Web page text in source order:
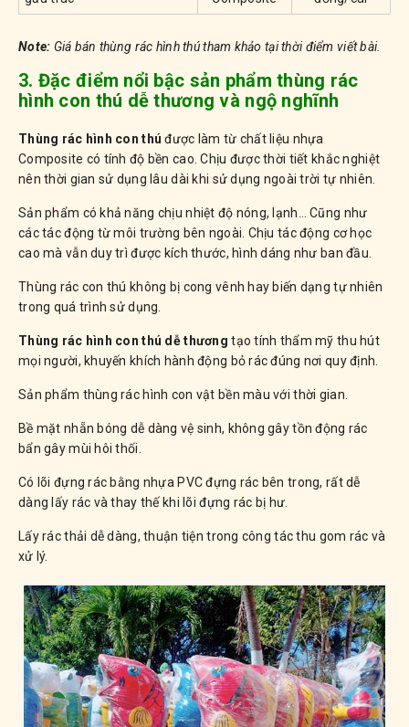
Note: Giá bán thùng rác hình thú tham khảo tại thời điểm viết bài.
3. Đặc điểm nổi bậc sản phẩm thùng rác
hình con thú dễ thương và ngộ nghĩnh
Thùng rác hình con thú được làm từ chất liệu nhựa
Composite có tính độ bền cao. Chịu được thời tiết khắc nghiệt
nên thời gian sử dụng lâu dài khi sử dụng ngoài trời tự nhiên.
Sản phẩm có khả năng chịu nhiệt độ nóng, lạnh… Cũng như
các tác động từ môi trường bên ngoài. Chịu tác động cơ học
cao mà vẫn duy trì được kích thước, hình dáng như ban đầu.
Thùng rác con thú không bị cong vênh hay biến dạng tự nhiên
trong quá trình sử dụng.
Thùng rác hình con thú dễ thương tạo tính thẩm mỹ thu hút
mọi người, khuyến khích hành động bỏ rác đúng nơi quy định.
Sản phẩm thùng rác hình con vật bền màu với thời gian.
Bề mặt nhẵn bóng dễ dàng vệ sinh, không gây tồn động rác
bẩn gây mùi hôi thối.
Có lõi đựng rác bằng nhựa PVC đựng rác bên trong, rất dễ
dàng lấy rác và thay thế khi lõi đựng rác bị hư.
Lấy rác thải dễ dàng, thuận tiện trong công tác thu gom rác và
xử lý.